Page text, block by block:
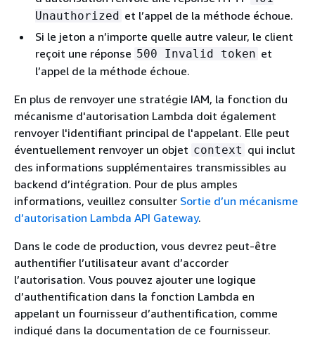
Unauthorized et l’appel de la méthode échoue.
Si le jeton a n’importe quelle autre valeur, le client
reçoit une réponse 500 Invalid token et
l’appel de la méthode échoue.
En plus de renvoyer une stratégie IAM, la fonction du
mécanisme d'autorisation Lambda doit également
renvoyer l'identifiant principal de l'appelant. Elle peut
éventuellement renvoyer un objet context qui inclut
des informations supplémentaires transmissibles au
backend d’intégration. Pour de plus amples
informations, veuillez consulter Sortie d’un mécanisme
d’autorisation Lambda API Gateway.
Dans le code de production, vous devrez peut-être
authentifier l’utilisateur avant d’accorder
l’autorisation. Vous pouvez ajouter une logique
d’authentification dans la fonction Lambda en
appelant un fournisseur d’authentification, comme
indiqué dans la documentation de ce fournisseur.